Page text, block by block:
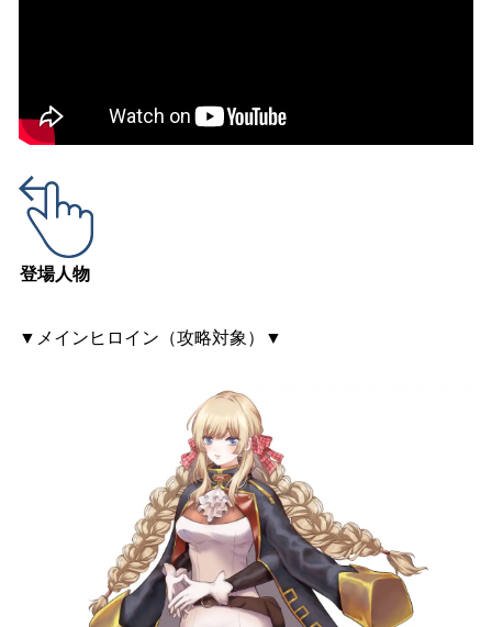
登場人物
▼メインヒロイン（攻略対象）▼